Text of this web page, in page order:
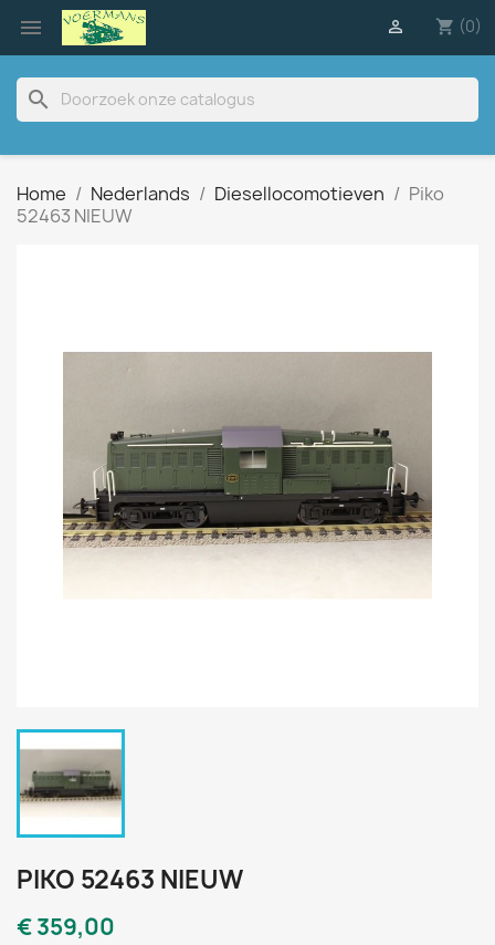
 shopping_cart (0)

search
Home Nederlands Diesellocomotieven
Piko
52463 NIEUW
PIKO 52463 NIEUW
€ 359,00